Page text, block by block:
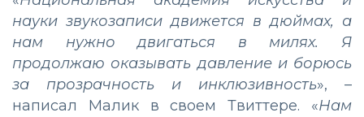
науки звукозаписи движется в дюймах, а
нам нужно двигаться в милях. Я
продолжаю оказывать давление и борюсь
за прозрачность и инклюзивность», –
написал Малик в своем Твиттере. «Нам